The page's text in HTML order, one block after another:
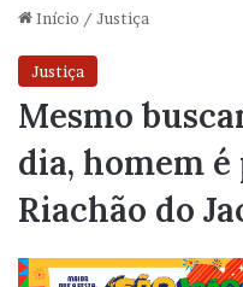
Início / Justiça
Justiça
Mesmo
dia, homem é
Riachão do